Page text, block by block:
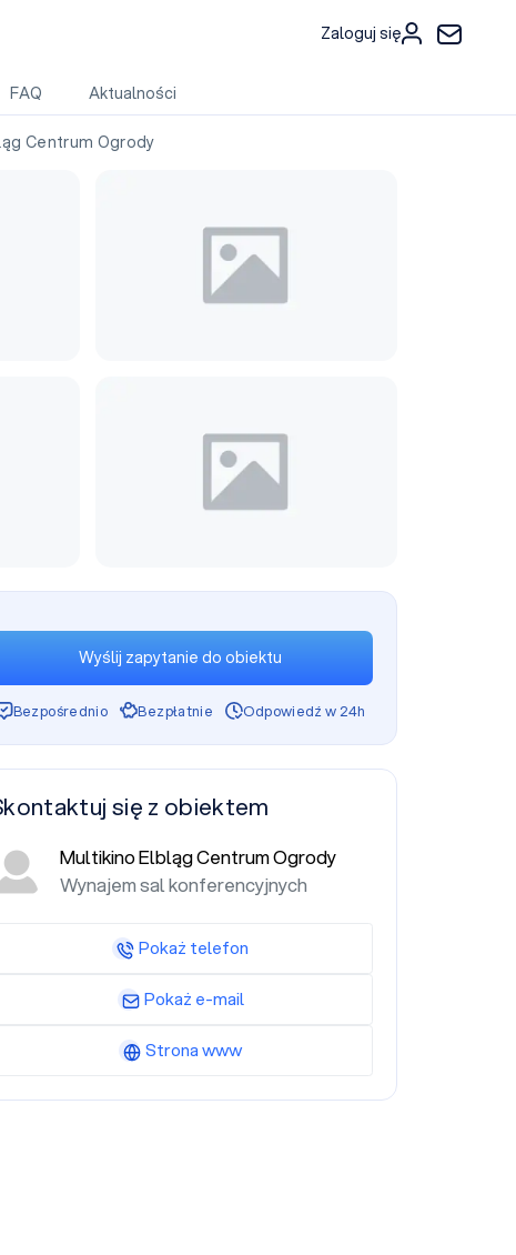
Zaloguj się
FAQ Aktualności
Centrum Ogrody
Wyślij zapytanie do obiektu
Bezpośrednio Bezpłatnie Odpowiedź w 24h
się z obiektem
Multikino Elbląg Centrum Ogrody
Wynajem sal konferencyjnych
Pokaż telefon
Pokaż e-mail
Strona www